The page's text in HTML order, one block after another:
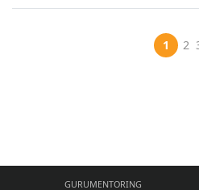
1 2
GURUMENTORING